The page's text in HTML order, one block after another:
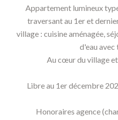
Appartement lumineux
traversant au 1er et
village : cuisine aménagée,
d'eau
Au cœur du village
Libre au 1er décembre
Honoraires agence